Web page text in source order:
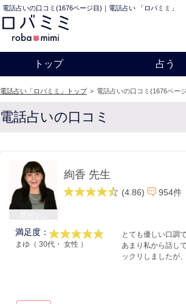
電話占いの口コミ(1676ページ目)｜電話占い 「ロバミミ」
トップ 占う
電話占い「ロバミミ」トップ > 電話占いの口コミ(1676ペー
電話占いの口コミ
絢香 先生
(4.86) 954件
満足度：
まゆ（ 30代・ 女性 ）
とても優しい口調
あまり私から話し
ックリしましたが